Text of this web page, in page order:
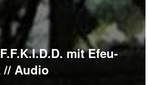
mit Efeu-
// Audio